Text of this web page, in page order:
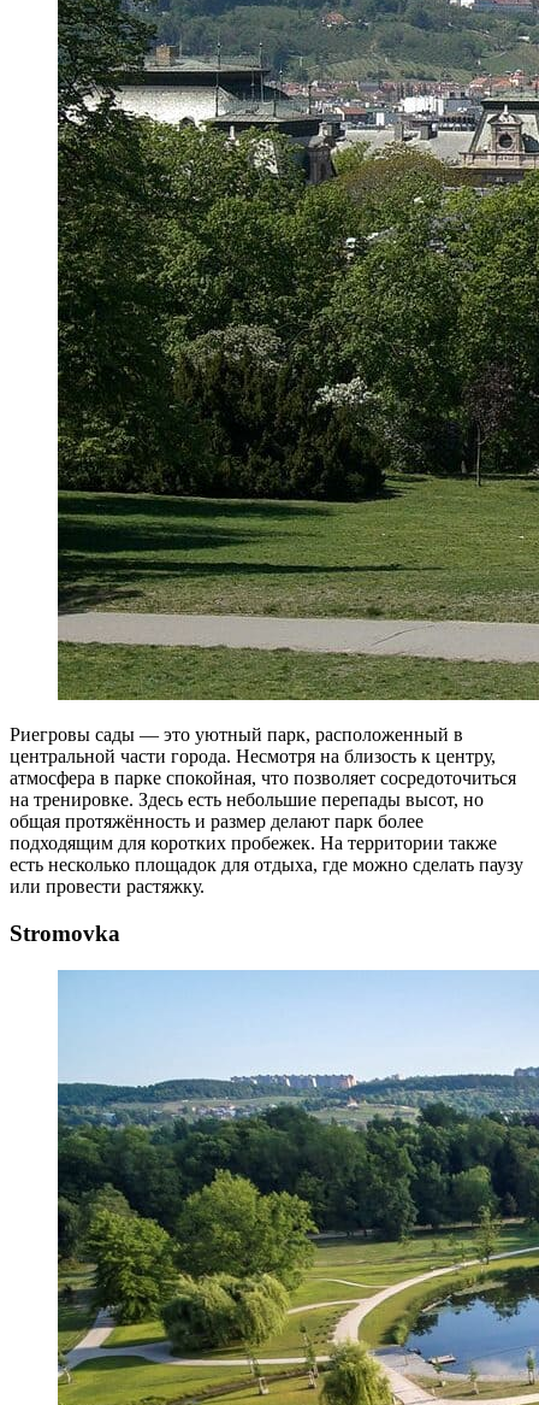
Риегровы сады — это уютный парк, расположенный в
центральной части города. Несмотря на близость к центру,
атмосфера в парке спокойная, что позволяет сосредоточиться
на тренировке. Здесь есть небольшие перепады высот, но
общая протяжённость и размер делают парк более
подходящим для коротких пробежек. На территории также
есть несколько площадок для отдыха, где можно сделать паузу
или провести растяжку.
Stromovka